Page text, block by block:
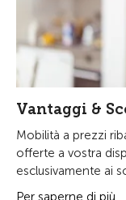
Vantaggi &
Mobilità a prezzi
offerte a vostra
esclusivamente ai
Per saperne di più